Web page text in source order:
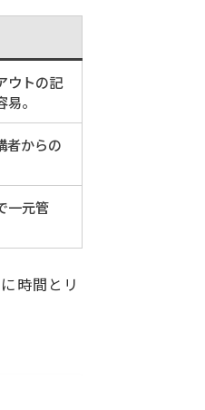
ウトの記
。
者からの
一元管
時間とリ